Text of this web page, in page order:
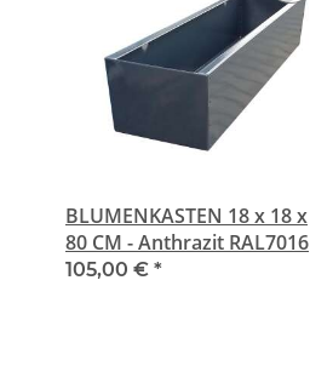
BLUMENKASTEN 18 x 18 x
80 CM - Anthrazit RAL7016
105,00 € *